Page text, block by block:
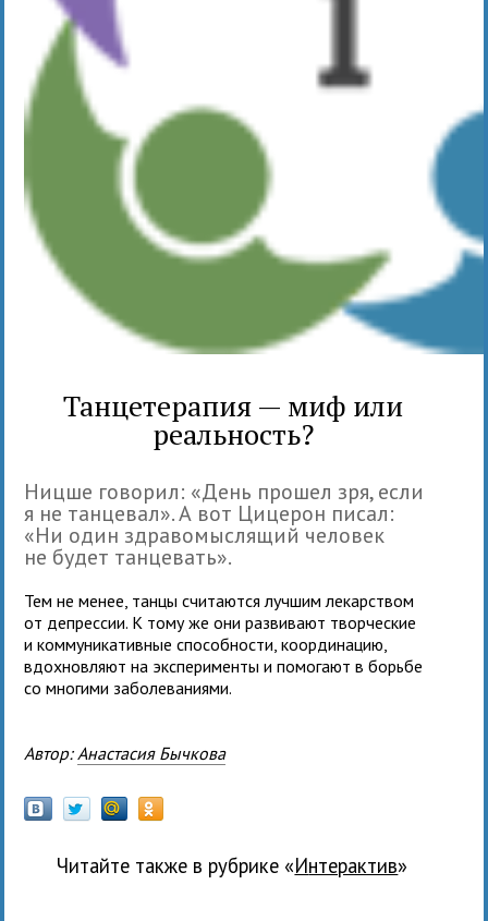
Танцетерапия — миф или
реальность?
Ницше говорил: «День прошел зря, если
я не танцевал». А вот Цицерон писал:
«Ни один здравомыслящий человек
не будет танцевать».
Тем не менее, танцы считаются лучшим лекарством
от депрессии. К тому же они развивают творческие
и коммуникативные способности, координацию,
вдохновляют на эксперименты и помогают в борьбе
со многими заболеваниями.
Автор: Анастасия Бычкова
Читайте также в рубрике « Интерактив»